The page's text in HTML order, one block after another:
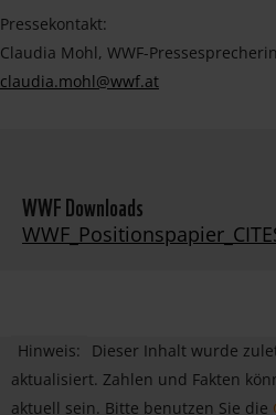
Pressekontakt:
Claudia Mohl, WWF-
claudia.mohl@wwf.at
WWF Downloads
Hinweis:
Dieser Inhalt wurde
aktualisiert. Zahlen und Fakten
aktuell sein. Bitte benutzen Sie die